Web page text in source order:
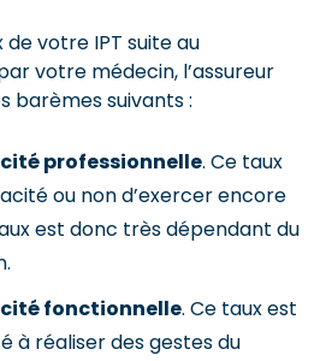
votre IPT suite au
votre médecin, l’assureur
barèmes suivants :
professionnelle. Ce taux
ou non d’exercer encore
est donc très dépendant du
fonctionnelle. Ce taux est
à réaliser des gestes du